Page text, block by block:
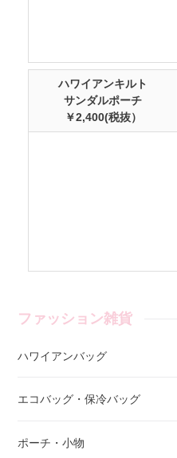
ハワイアンキルト
サンダルポーチ
￥2,400(税抜）
ファッション雑貨
ハワイアンバッグ
エコバッグ・保冷バッグ
ポーチ・小物